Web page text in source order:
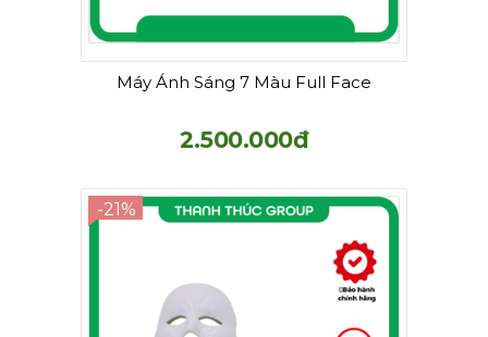
Máy Ánh Sáng 7 Màu Full Face
2.500.000đ
-21%